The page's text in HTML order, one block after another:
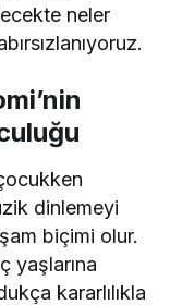
neler
dinlemeyi
biçimi olur.
yaşlarına
kararlılıkla